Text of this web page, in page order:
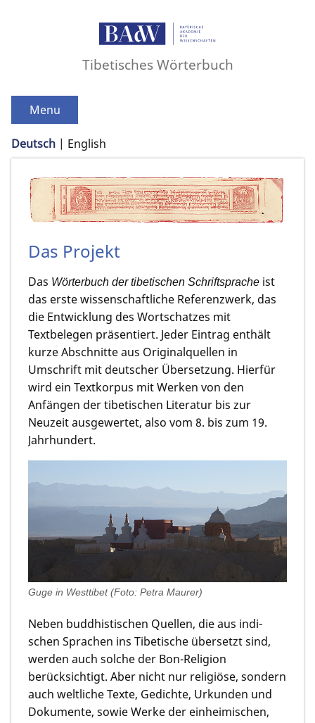
Tibetisches Wörterbuch
Menu
Deutsch English
Das Projekt
Das Wörterbuch der tibetischen Schriftsprache ist
das erste wissenschaftliche Referenzwerk, das
die Entwicklung des Wortschatzes mit
Textbelegen präsentiert. Jeder Eintrag enthält
kurze Abschnitte aus Originalquellen in
Umschrift mit deutscher Übersetzung. Hierfür
wird ein Textkorpus mit Werken von den
Anfängen der tibetischen Literatur bis zur
Neuzeit ausgewertet, also vom 8. bis zum 19.
Jahrhundert.
Guge in Westtibet (Foto: Petra Maurer)
Neben buddhistischen Quellen, die aus indi­
schen Sprachen ins Tibetische übersetzt sind,
werden auch solche der Bon-Religion
berücksich­tigt. Aber nicht nur reli­giöse, sondern
auch weltliche Texte, Gedichte, Urkunden und
Doku­men­te, sowie Werke der einheimischen,